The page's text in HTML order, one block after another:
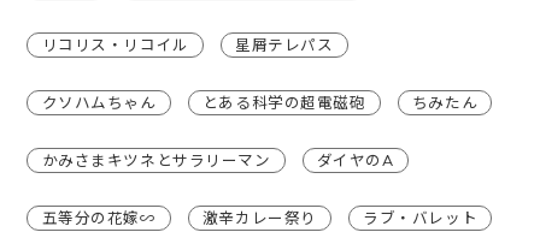
リコリス・リコイル 星屑テレパス
クソハムちゃん とある科学の超電磁砲 ちみたん
かみさまキツネとサラリーマン ダイヤのA
五等分の花嫁∽ 激辛カレー祭り ラブ・バレット